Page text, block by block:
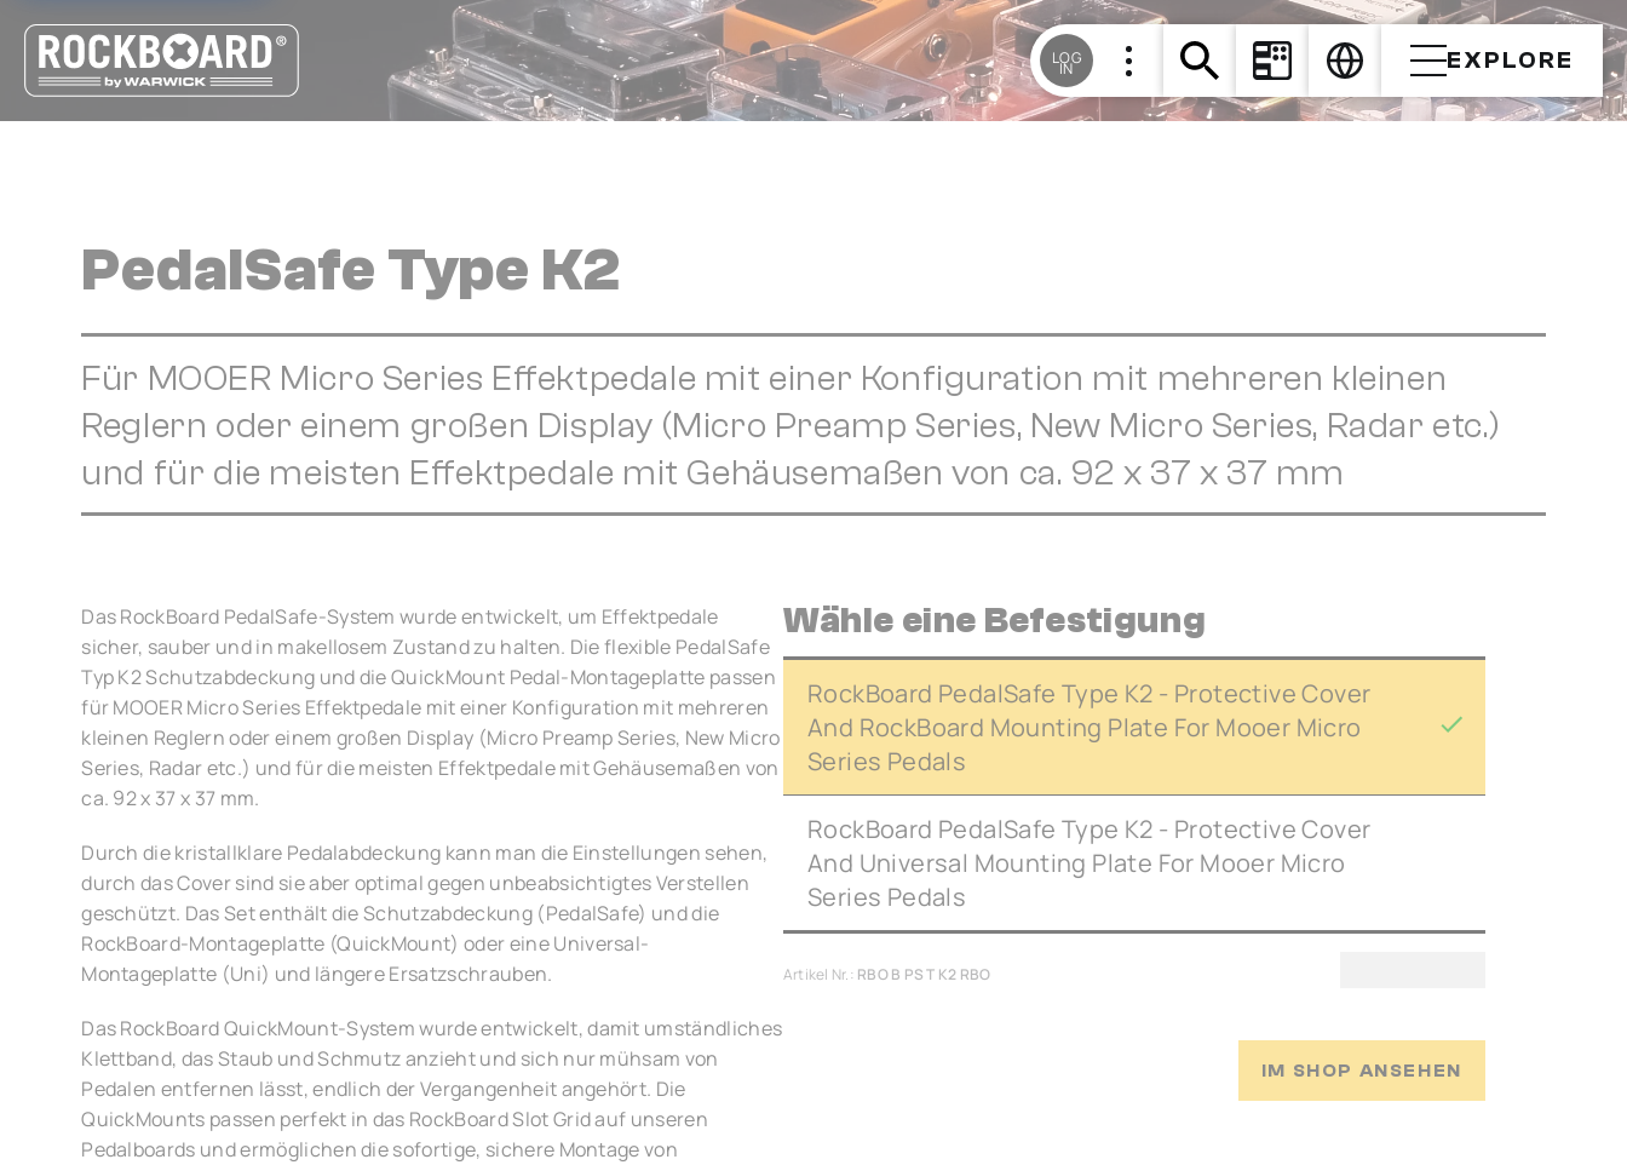
LOG
IN EXPLORE
PedalSafe Type K2
Für MOOER Micro Series Effektpedale mit einer Konfiguration mit mehreren kleinen
Reglern oder einem großen Display (Micro Preamp Series, New Micro Series, Radar etc.)
und für die meisten Effektpedale mit Gehäusemaßen von ca. 92 x 37 x 37 mm
Das RockBoard PedalSafe-System wurde entwickelt, um Effektpedale
sicher, sauber und in makellosem Zustand zu halten. Die flexible PedalSafe
Typ K2 Schutzabdeckung und die QuickMount Pedal-Montageplatte passen
für MOOER Micro Series Effektpedale mit einer Konfiguration mit mehreren
kleinen Reglern oder einem großen Display (Micro Preamp Series, New Micro
Series, Radar etc.) und für die meisten Effektpedale mit Gehäusemaßen von
ca. 92 x 37 x 37 mm.
Durch die kristallklare Pedalabdeckung kann man die Einstellungen sehen,
durch das Cover sind sie aber optimal gegen unbeabsichtigtes Verstellen
geschützt. Das Set enthält die Schutzabdeckung (PedalSafe) und die
RockBoard-Montageplatte (QuickMount) oder eine Universal-
Montageplatte (Uni) und längere Ersatzschrauben.
Das RockBoard QuickMount-System wurde entwickelt, damit umständliches
Klettband, das Staub und Schmutz anzieht und sich nur mühsam von
Pedalen entfernen lässt, endlich der Vergangenheit angehört. Die
QuickMounts passen perfekt in das RockBoard Slot Grid auf unseren
Pedalboards und ermöglichen die sofortige, sichere Montage von
Wähle eine Befestigung
RockBoard PedalSafe Type K2 - Protective Cover
And RockBoard Mounting Plate For Mooer Micro
Series Pedals
RockBoard PedalSafe Type K2 - Protective Cover
And Universal Mounting Plate For Mooer Micro
Series Pedals
Artikel Nr.: RBO B PS T K2 RBO
IM SHOP ANSEHEN